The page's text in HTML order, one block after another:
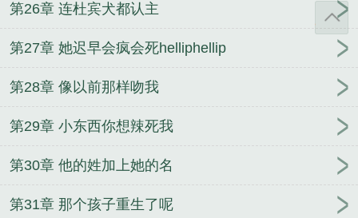
第26章 连杜宾犬都认主
第27章 她迟早会疯会死helliphellip
第28章 像以前那样吻我
第29章 小东西你想辣死我
第30章 他的姓加上她的名
第31章 那个孩子重生了呢